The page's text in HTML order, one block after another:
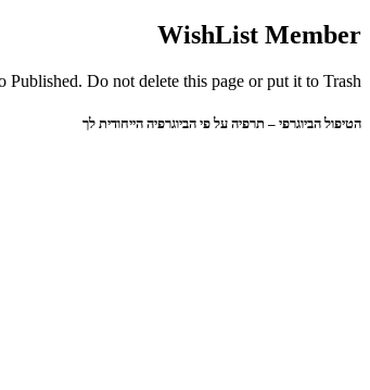
WishList Member
Do not delete this page or put it to Trash.
הטיפול הביוגרפי – תרפיה על פי הביוגרפיה הייחודית לך